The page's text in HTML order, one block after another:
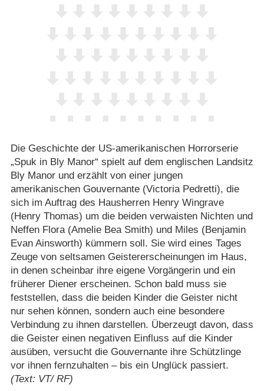
Die Geschichte der US-amerikanischen Horrorserie
„Spuk in Bly Manor“ spielt auf dem englischen Landsitz
Bly Manor und erzählt von einer jungen
amerikanischen Gouvernante (Victoria Pedretti), die
sich im Auftrag des Hausherren Henry Wingrave
(Henry Thomas) um die beiden verwaisten Nichten und
Neffen Flora (Amelie Bea Smith) und Miles (Benjamin
Evan Ainsworth) kümmern soll. Sie wird eines Tages
Zeuge von seltsamen Geistererscheinungen im Haus,
in denen scheinbar ihre eigene Vorgängerin und ein
früherer Diener erscheinen. Schon bald muss sie
feststellen, dass die beiden Kinder die Geister nicht
nur sehen können, sondern auch eine besondere
Verbindung zu ihnen darstellen. Überzeugt davon, dass
die Geister einen negativen Einfluss auf die Kinder
ausüben, versucht die Gouvernante ihre Schützlinge
vor ihnen fernzuhalten – bis ein Unglück passiert.
(Text: VT/ RF)